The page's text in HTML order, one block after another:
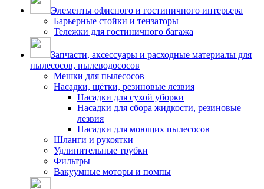
Элементы офисного и гостиничного интерьера
Барьерные стойки и тензаторы
Тележки для гостиничного багажа
Запчасти, аксессуары и расходные материалы для
пылесосов, пылеводососов
Мешки для пылесосов
Насадки, щётки, резиновые лезвия
Насадки для сухой уборки
Насадки для сбора жидкости, резиновые
лезвия
Насадки для моющих пылесосов
Шланги и рукоятки
Удлинительные трубки
Фильтры
Вакуумные моторы и помпы